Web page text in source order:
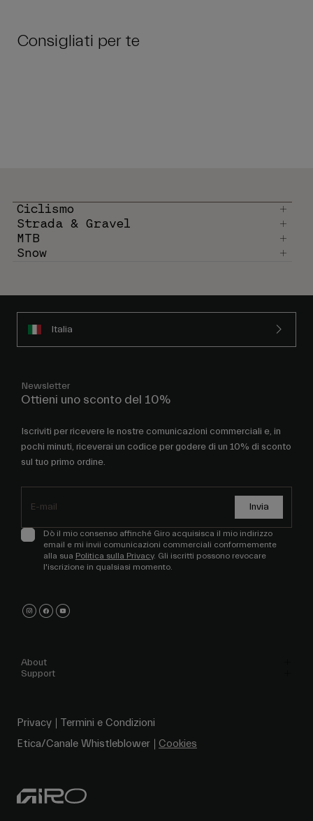
Consigliati per te
Ciclismo
Strada & Gravel
MTB
Snow
Italia
Newsletter
Ottieni uno sconto del 10%
Iscriviti per ricevere le nostre comunicazioni commerciali e, in
pochi minuti, riceverai un codice per godere di un 10% di sconto
sul tuo primo ordine.
Invia
Dò il mio consenso affinché Giro acquisisca il mio indirizzo
email e mi invii comunicazioni commerciali conformemente
alla sua Politica sulla Privacy. Gli iscritti possono revocare
l'iscrizione in qualsiasi momento.
About
Support
Privacy
Termini e Condizioni
Etica/Canale Whistleblower
Cookies